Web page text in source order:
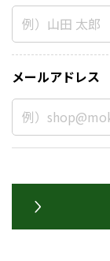
メールアドレス